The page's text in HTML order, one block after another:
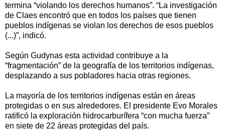
termina “violando los derechos humanos”. “La investigación
de Claes encontró que en todos los países que tienen
pueblos indígenas se violan los derechos de esos pueblos
(...)”, indicó.
Según Gudynas esta actividad contribuye a la
“fragmentación” de la geografía de los territorios indígenas,
desplazando a sus pobladores hacia otras regiones.
La mayoría de los territorios indígenas están en áreas
protegidas o en sus alrededores. El presidente Evo Morales
ratificó la exploración hidrocarburífera “con mucha fuerza”
en siete de 22 áreas protegidas del país.